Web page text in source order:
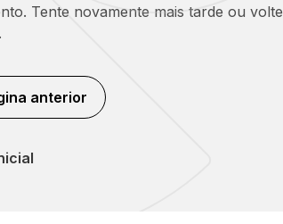
Tente novamente mais tarde ou volte
anterior